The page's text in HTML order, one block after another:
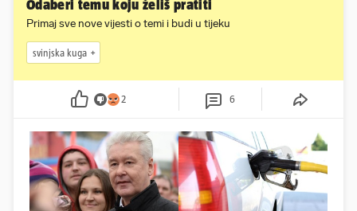
Odaberi temu koju želiš pratiti
Primaj sve nove vijesti o temi i budi u tijeku
svinjska kuga
2 6